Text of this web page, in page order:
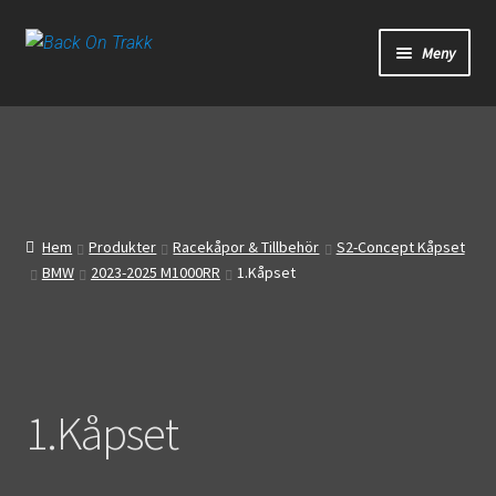
Hoppa
Hoppa
Meny
Start
Bilder
Hem Produkter Racekåpor & Tillbehör
S2-Concept Kåpset
BMW
2023-2025 M1000RR 1.Kåpset
1.Kåpset